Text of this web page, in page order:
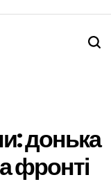
донька
фронті